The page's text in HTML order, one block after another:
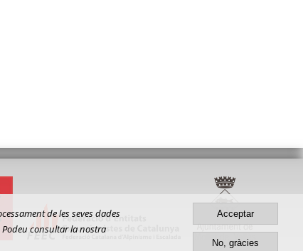
de les seves dades
consultar la nostra
Acceptar
No, gràcies